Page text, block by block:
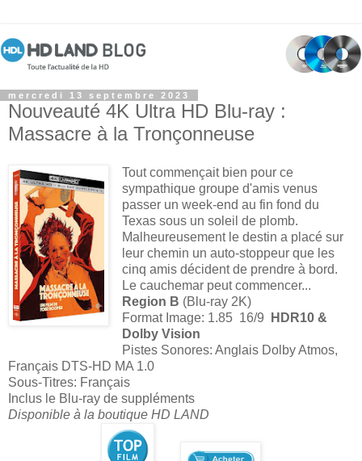
mercredi 13 septembre 2023
Nouveauté 4K Ultra HD Blu-ray :
Massacre à la Tronçonneuse
Tout commençait bien pour ce
sympathique groupe d'amis venus
passer un week-end au fin fond du
Texas sous un soleil de plomb.
Malheureusement le destin a placé sur
leur chemin un auto-stoppeur que les
cinq amis décident de prendre à bord.
Le cauchemar peut commencer...
Region B (Blu-ray 2K)
Format Image: 1.85 16/9
HDR10 &
Dolby Vision
Pistes Sonores: Anglais Dolby Atmos,
Français DTS-HD MA 1.0
Sous-Titres: Français
Inclus le Blu-ray de suppléments
Disponible à la boutique HD LAND